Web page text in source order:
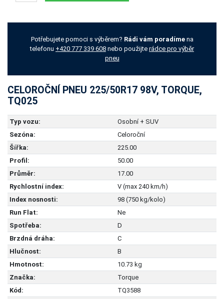
Potřebujete pomoci s výběrem? Rádi vám poradímena
telefonu +420 777 339 608 nebo použijte rádce pro výběr
pneu
CELOROČNÍ PNEU 225/50R17 98V, TORQUE,
TQ025
Typ vozu:
Osobní + SUV
Sezóna:
Celoroční
Šířka:
225.00
Profil:
50.00
Průměr:
17.00
Rychlostní index:
V (max 240 km/h)
Index nosnosti:
98 (750 kg/kolo)
Run Flat:
Ne
Spotřeba:
D
Brzdná dráha:
C
Hlučnost:
B
Hmotnost:
10.73 kg
Značka:
Torque
Kód:
TQ3588